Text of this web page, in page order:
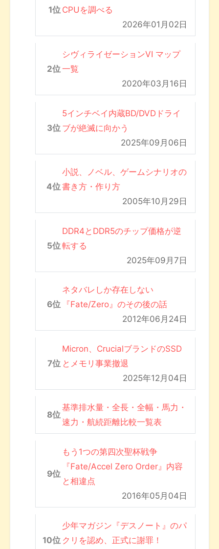
CPUを調べる
2026年01月02日
シヴィライゼーションVI マップ
一覧
2020年03月16日
5インチベイ内蔵BD/DVDドライ
ブが絶滅に向かう
2025年09月06日
小説、ノベル、ゲームシナリオの
書き方・作り方
2005年10月29日
DDR4とDDR5のチップ価格が逆
転する
2025年09月7日
ネタバレしか存在しない
『Fate/Zero』のその後の話
2012年06月24日
Micron、CrucialブランドのSSD
とメモリ事業撤退
2025年12月04日
基準排水量・全長・全幅・馬力・
速力・航続距離比較一覧表
もう1つの第四次聖杯戦争
『Fate/Accel Zero Order』内容
と相違点
2016年05月04日
少年マガジン『デスノート』のパ
クリを認め、正式に謝罪！